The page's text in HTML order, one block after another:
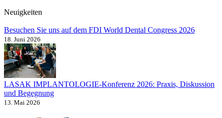
Neuigkeiten
Besuchen Sie uns auf dem FDI World Dental Congress 2026
18. Juni 2026
LASAK IMPLANTOLOGIE-Konferenz 2026: Praxis, Diskussion
und Begegnung
13. Mai 2026